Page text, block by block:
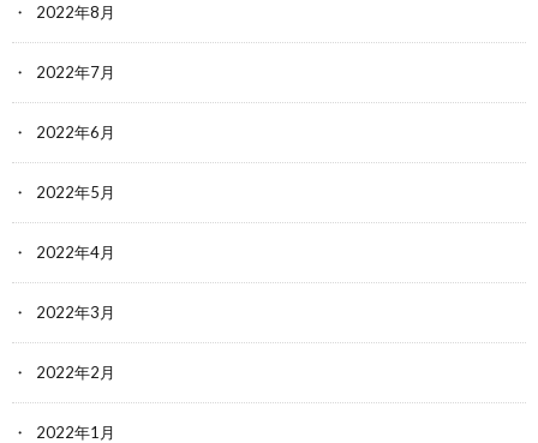
2022年8月
2022年7月
2022年6月
2022年5月
2022年4月
2022年3月
2022年2月
2022年1月